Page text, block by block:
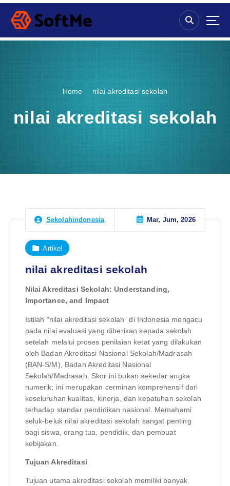
S
p
Home nilai akreditasi sekolah
nilai akreditasi sekolah
Sekolahindonesia Mar, Jum, 2026
Artikel
nilai akreditasi sekolah
Nilai Akreditasi Sekolah: Understanding,
Importance, and Impact
Istilah “nilai akreditasi sekolah” di Indonesia mengacu
pada nilai evaluasi yang diberikan kepada sekolah
setelah melalui proses penilaian ketat yang dilakukan
oleh Badan Akreditasi Nasional Sekolah/Madrasah
(BAN-S/M), Badan Akreditasi Nasional
Sekolah/Madrasah. Skor ini bukan sekedar angka
numerik; ini merupakan cerminan komprehensif dari
keseluruhan kualitas, kinerja, dan kepatuhan sekolah
terhadap standar pendidikan nasional. Memahami
seluk-beluk nilai akreditasi sekolah sangat penting
bagi siswa, orang tua, pendidik, dan pembuat
kebijakan.
Tujuan Akreditasi
Tujuan utama akreditasi sekolah memiliki banyak